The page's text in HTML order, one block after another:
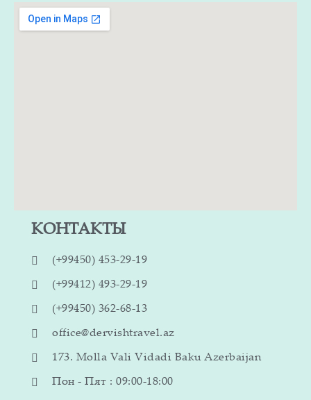
КОНТАКТЫ
(+99450) 453-29-19
(+99412) 493-29-19
(+99450) 362-68-13
office@dervishtravel.az
173. Molla Vali Vidadi Baku Azerbaijan
Пон - Пят : 09:00-18:00